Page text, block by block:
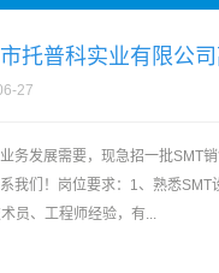
托普科实业有限公
27
务发展需要，现急招一批SMT
我们！岗位要求：1、熟悉
员、工程师经验，有...